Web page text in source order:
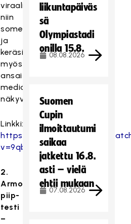
viraalisti
niin
somessa
ja
keräsi
myös
ansaitun
median
näkyvyyttä.
Linkki:
https://www.youtube.com/
v=9qbpnme52Oc
2.
Armoton
piip-
testi
–
liikuntapäiväs
sä
Olympiastadi
onilla 15.8.
08.08.2026
Suomen
Cupin
ilmoittautumi
saikaa
jatkettu 16.8.
asti – vielä
ehtii mukaan
07.08.2026